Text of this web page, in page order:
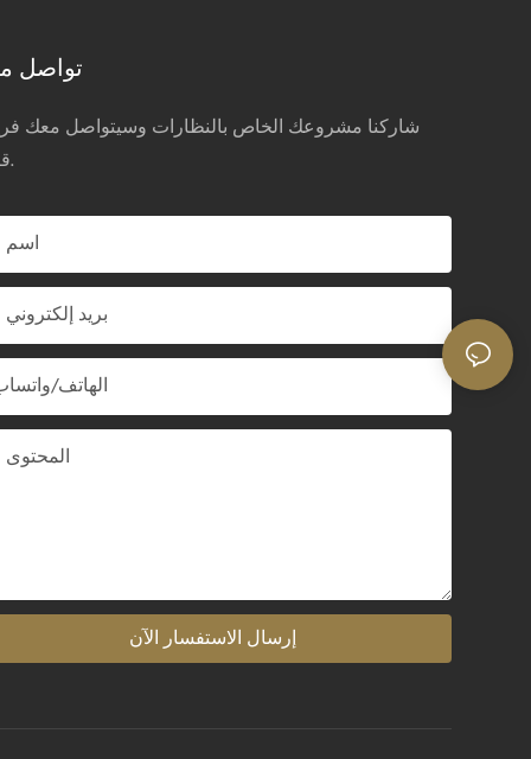
تواصل
شاركنا مشروعك الخاص بالنظارات وسيتواصل معك
قريباً.
اسم
بريد إلكتروني
الهاتف/
المحتوى
إرسال الاستفسار الآن